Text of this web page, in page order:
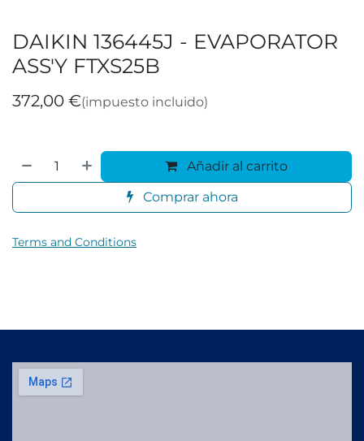
DAIKIN 136445J - EVAPORATOR
ASS'Y FTXS25B
372,00 €(impuesto incluido)
Añadir al carrito
Comprar ahora
Terms and Conditions